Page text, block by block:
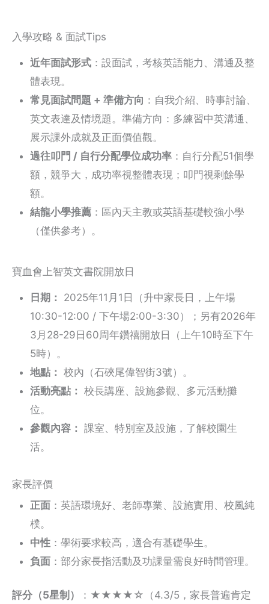
入學攻略 & 面試Tips
近年面試形式 ：設面試，考核英語能力、溝通及整
體表現。
常見面試問題 + 準備方向 ：自我介紹、時事討論、
英文表達及情境題。準備方向：多練習中英溝通、
展示課外成就及正面價值觀。
過往叩門 / 自行分配學位成功率 ：自行分配51個學
額，競爭大，成功率視整體表現；叩門視剩餘學
額。
結龍小學推薦 ：區內天主教或英語基礎較強小學
（僅供參考）。
寶血會上智英文書院開放日
日期：
2025年11月1日（升中家長日，上午場
10:30-12:00 / 下午場2:00-3:30）；另有2026年
3月28-29日60周年鑽禧開放日（上午10時至下午
5時）。
地點： 校內（石硤尾偉智街3號）。
活動亮點： 校長講座、設施參觀、多元活動攤
位。
參觀內容： 課室、特別室及設施，了解校園生
活。
家長評價
正面 ：英語環境好、老師專業、設施實用、校風純
樸。
中性 ：學術要求較高，適合有基礎學生。
負面 ：部分家長指活動及功課量需良好時間管理。
評分（5星制）
：★★★★☆（4.3/5，家長普遍肯定